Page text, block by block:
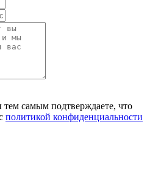
самым подтверждаете, что
политикой конфиденциальности